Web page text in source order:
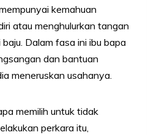
kemahuan
atau menghulurkan tangan
Dalam fasa ini ibu bapa
dan bantuan
meneruskan usahanya.
memilih untuk tidak
perkara itu,